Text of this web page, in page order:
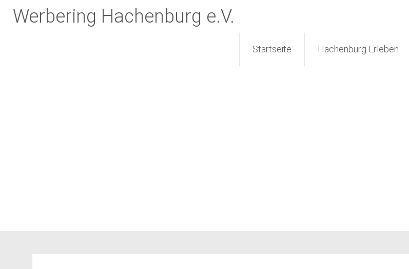
InhaltWerbering Hachenburg e.V.
Startseite Hachenburg Erleben